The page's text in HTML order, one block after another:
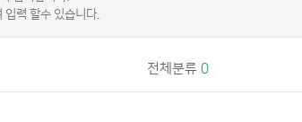
력 할수 있습니다.
전체분류 0